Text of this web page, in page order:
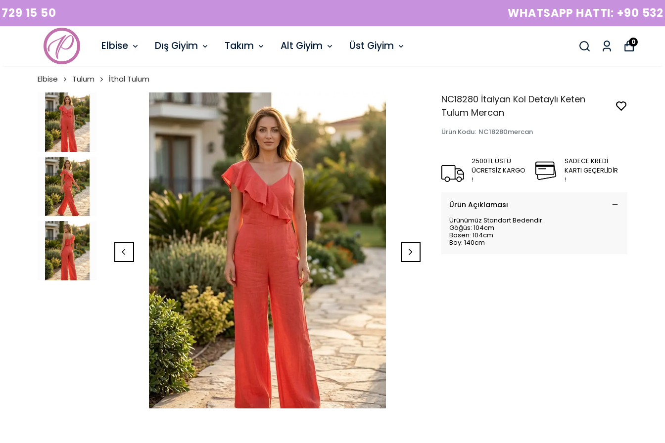
Elbise Dış Giyim Takım Alt Giyim Üst Giyim 0
Elbise Tulum İthal Tulum
NC18280 İtalyan Kol Detaylı Keten
Tulum Mercan
Ürün Kodu: NC18280mercan
2500TL ÜSTÜ
ÜCRETSİZ KARGO
!
SADECE KREDİ
KARTI GEÇERLİDİR
!
Ürün Açıklaması
Ürünümüz Standart Bedendir.
Göğüs: 104cm
Basen: 104cm
Boy: 140cm